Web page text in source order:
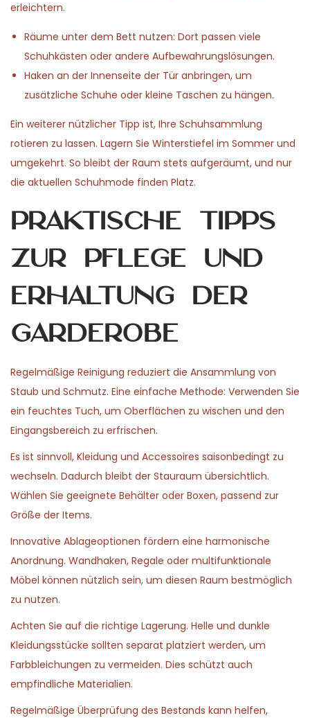
erleichtern.
Räume unter dem Bett nutzen: Dort passen viele
Schuhkästen oder andere Aufbewahrungslösungen.
Haken an der Innenseite der Tür anbringen, um
zusätzliche Schuhe oder kleine Taschen zu hängen.
Ein weiterer nützlicher Tipp ist, Ihre Schuhsammlung
rotieren zu lassen. Lagern Sie Winterstiefel im Sommer und
umgekehrt. So bleibt der Raum stets aufgeräumt, und nur
die aktuellen Schuhmode finden Platz.
Praktische Tipps
zur Pflege und
Erhaltung der
Garderobe
Regelmäßige Reinigung reduziert die Ansammlung von
Staub und Schmutz. Eine einfache Methode: Verwenden Sie
ein feuchtes Tuch, um Oberflächen zu wischen und den
Eingangsbereich zu erfrischen.
Es ist sinnvoll, Kleidung und Accessoires saisonbedingt zu
wechseln. Dadurch bleibt der Stauraum übersichtlich.
Wählen Sie geeignete Behälter oder Boxen, passend zur
Größe der Items.
Innovative Ablageoptionen fördern eine harmonische
Anordnung. Wandhaken, Regale oder multifunktionale
Möbel können nützlich sein, um diesen Raum bestmöglich
zu nutzen.
Achten Sie auf die richtige Lagerung. Helle und dunkle
Kleidungsstücke sollten separat platziert werden, um
Farbbleichungen zu vermeiden. Dies schützt auch
empfindliche Materialien.
Regelmäßige Überprüfung des Bestands kann helfen,